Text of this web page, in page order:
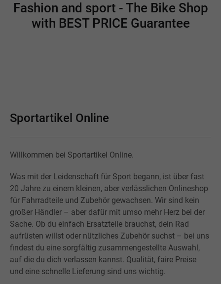
Fashion and sport - The Bike Shop
with BEST PRICE Guarantee
Sportartikel Online
Willkommen bei Sportartikel Online.
Was mit der Leidenschaft für Sport begann, ist über fast
20 Jahre zu einem kleinen, aber verlässlichen Onlineshop
für Fahrradteile und Zubehör gewachsen. Wir sind kein
großer Händler – aber dafür mit umso mehr Herz bei der
Sache. Ob du einfach Ersatzteile brauchst, dein Rad
aufrüsten willst oder nützliches Zubehör suchst – bei uns
findest du eine sorgfältig zusammengestellte Auswahl,
auf die du dich verlassen kannst. Qualität, faire Preise
und eine schnelle Lieferung sind uns wichtig.